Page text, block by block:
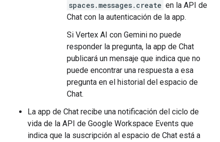
spaces.messages.create en la API de
Chat con la autenticación de la app.
Si Vertex AI con Gemini no puede
responder la pregunta, la app de Chat
publicará un mensaje que indica que no
puede encontrar una respuesta a esa
pregunta en el historial del espacio de
Chat.
La app de Chat recibe una notificación del ciclo de
vida de la API de Google Workspace Events que
indica que la suscripción al espacio de Chat está a